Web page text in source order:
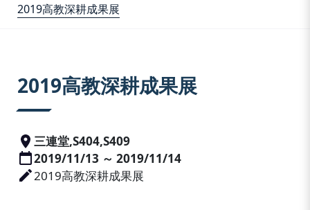
2019高教深耕成果展
2019高教深耕成果展
三連堂,S404,S409
2019/11/13 ～ 2019/11/14
2019高教深耕成果展